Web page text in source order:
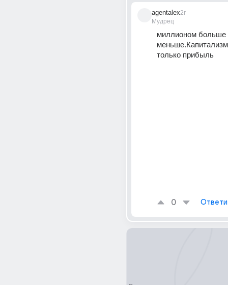
agentalex
Мудрец
2г
миллионом
только прибыль
0